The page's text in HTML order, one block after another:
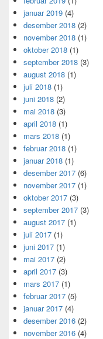
januar 2019 (4)
desember 2018 (2)
november 2018 (1)
oktober 2018 (1)
september 2018 (3)
august 2018 (1)
juli 2018 (1)
juni 2018 (2)
mai 2018 (3)
april 2018 (1)
mars 2018 (1)
februar 2018 (1)
januar 2018 (1)
desember 2017 (6)
november 2017 (1)
oktober 2017 (3)
september 2017 (3)
august 2017 (1)
juli 2017 (1)
juni 2017 (1)
mai 2017 (2)
april 2017 (3)
mars 2017 (1)
februar 2017 (5)
januar 2017 (4)
desember 2016 (2)
november 2016 (4)